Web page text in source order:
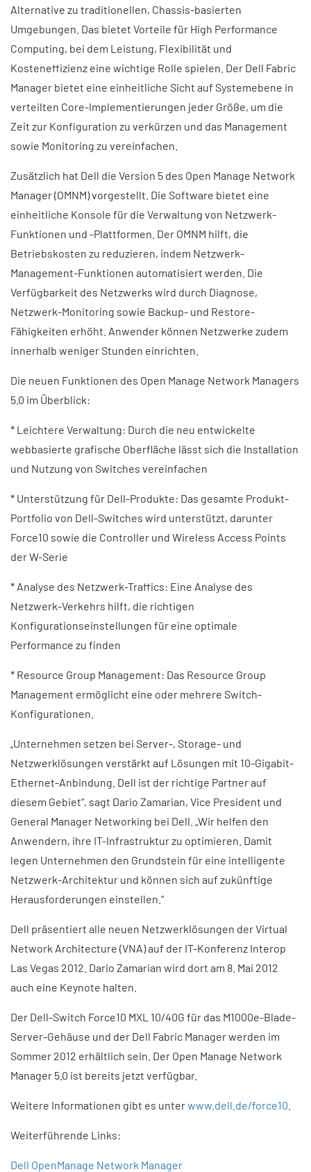
Alternative zu traditionellen, Chassis-basierten
Umgebungen. Das bietet Vorteile für High Performance
Computing, bei dem Leistung, Flexibilität und
Kosteneffizienz eine wichtige Rolle spielen. Der Dell Fabric
Manager bietet eine einheitliche Sicht auf Systemebene in
verteilten Core-Implementierungen jeder Größe, um die
Zeit zur Konfiguration zu verkürzen und das Management
sowie Monitoring zu vereinfachen.
Zusätzlich hat Dell die Version 5 des Open Manage Network
Manager (OMNM) vorgestellt. Die Software bietet eine
einheitliche Konsole für die Verwaltung von Netzwerk-
Funktionen und -Plattformen. Der OMNM hilft, die
Betriebskosten zu reduzieren, indem Netzwerk-
Management-Funktionen automatisiert werden. Die
Verfügbarkeit des Netzwerks wird durch Diagnose,
Netzwerk-Monitoring sowie Backup- und Restore-
Fähigkeiten erhöht. Anwender können Netzwerke zudem
innerhalb weniger Stunden einrichten.
Die neuen Funktionen des Open Manage Network Managers
5.0 im Überblick:
* Leichtere Verwaltung: Durch die neu entwickelte
webbasierte grafische Oberfläche lässt sich die Installation
und Nutzung von Switches vereinfachen
* Unterstützung für Dell-Produkte: Das gesamte Produkt-
Portfolio von Dell-Switches wird unterstützt, darunter
Force10 sowie die Controller und Wireless Access Points
der W-Serie
* Analyse des Netzwerk-Traffics: Eine Analyse des
Netzwerk-Verkehrs hilft, die richtigen
Konfigurationseinstellungen für eine optimale
Performance zu finden
* Resource Group Management: Das Resource Group
Management ermöglicht eine oder mehrere Switch-
Konfigurationen.
„Unternehmen setzen bei Server-, Storage- und
Netzwerklösungen verstärkt auf Lösungen mit 10-Gigabit-
Ethernet-Anbindung. Dell ist der richtige Partner auf
diesem Gebiet“, sagt Dario Zamarian, Vice President und
General Manager Networking bei Dell. „Wir helfen den
Anwendern, ihre IT-Infrastruktur zu optimieren. Damit
legen Unternehmen den Grundstein für eine intelligente
Netzwerk-Architektur und können sich auf zukünftige
Herausforderungen einstellen.“
Dell präsentiert alle neuen Netzwerklösungen der Virtual
Network Architecture (VNA) auf der IT-Konferenz Interop
Las Vegas 2012. Dario Zamarian wird dort am 8. Mai 2012
auch eine Keynote halten.
Der Dell-Switch Force10 MXL 10/40G für das M1000e-Blade-
Server-Gehäuse und der Dell Fabric Manager werden im
Sommer 2012 erhältlich sein. Der Open Manage Network
Manager 5.0 ist bereits jetzt verfügbar.
Weitere Informationen gibt es unterwww.dell.de/force10
Weiterführende Links:
Dell OpenManage Network Manager